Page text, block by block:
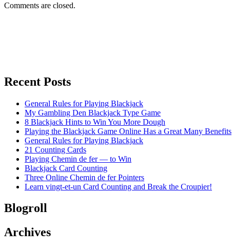
Comments are closed.
Recent Posts
General Rules for Playing Blackjack
My Gambling Den Blackjack Type Game
8 Blackjack Hints to Win You More Dough
Playing the Blackjack Game Online Has a Great Many Benefits
General Rules for Playing Blackjack
21 Counting Cards
Playing Chemin de fer — to Win
Blackjack Card Counting
Three Online Chemin de fer Pointers
Learn vingt-et-un Card Counting and Break the Croupier!
Blogroll
Archives